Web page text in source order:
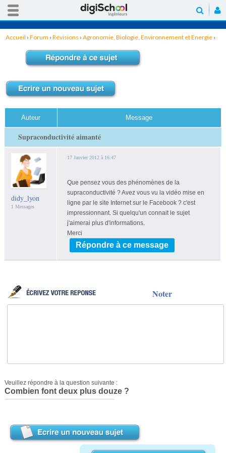
Accueil › Forum › Révisions › Agronomie, Biologie, Environnement et Energie ›
Auteur Message
Supraconductivité aimanté
didy_lyon
1 Messages
17 Janvier 2012 à 16:47
Que pensez vous des phénomènes de la
supraconductivité ? Avez vous vu la vidéo mise en
ligne par le site Internet sur le Facebook ? c'est
impressionnant. Si quelqu'un connait le sujet
j'aimerai plus d'informations.
Merci
Répondre à ce message
Noter
Veuillez répondre à la question suivante :
Combien font deux plus douze ?